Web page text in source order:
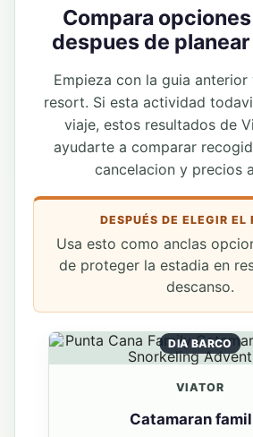
Compara
despues de
Empieza con la guia
resort. Si esta actividad
viaje, estos resultados de
ayudarte a comparar
cancelacion y precios
DESPUÉS DE ELEGIR EL
Usa esto como anclas
de proteger la estadia en
descanso.
DIA BARCO
VIATOR
Catamaran